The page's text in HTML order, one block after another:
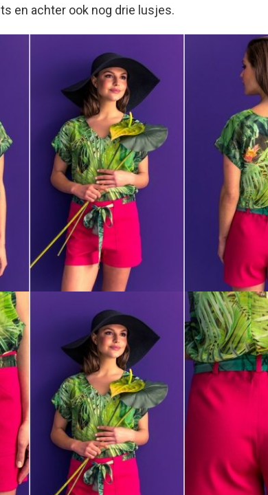
en achter ook nog drie lusjes.